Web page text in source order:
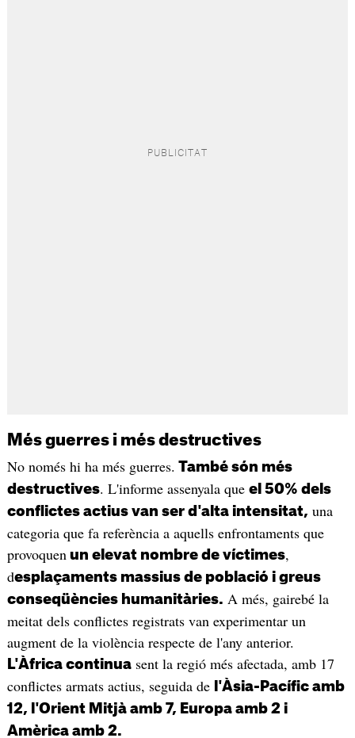
Més guerres i més destructives
No només hi ha més guerres. També són més
destructives. L'informe assenyala que el 50% dels
conflictes actius van ser d'alta intensitat, una
categoria que fa referència a aquells enfrontaments que
provoquen un elevat nombre de víctimes,
desplaçaments massius de població i greus
conseqüències humanitàries. A més, gairebé la
meitat dels conflictes registrats van experimentar un
augment de la violència respecte de l'any anterior.
L'Àfrica continuasent la regió més afectada, amb 17
conflictes armats actius, seguida de
l'Àsia-Pacífic amb
12, l'Orient Mitjà amb 7, Europa amb 2 i
Amèrica amb 2.